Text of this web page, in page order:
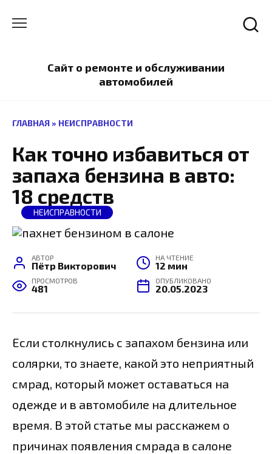
содержанию
Сайт о ремонте и обслуживании
автомобилей
ГЛАВНАЯ » НЕИСПРАВНОСТИ
Как точно избавиться от
запаха бензина в авто:
18 средств
НЕИСПРАВНОСТИ
АВТОР
Пётр Викторович
НА ЧТЕНИЕ
12 мин
ПРОСМОТРОВ
481
ОПУБЛИКОВАНО
20.05.2023
Если столкнулись с запахом бензина или
солярки, то знаете, какой это неприятный
смрад, который может оставаться на
одежде и в автомобиле на длительное
время. В этой статье мы расскажем о
причинах появления смрада в салоне